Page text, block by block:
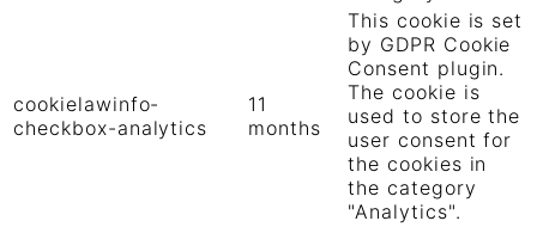
cookielawinfo-
checkbox-analytics
11
months
This cookie is set
by GDPR Cookie
Consent plugin.
The cookie is
used to store the
user consent for
the cookies in
the category
"Analytics".